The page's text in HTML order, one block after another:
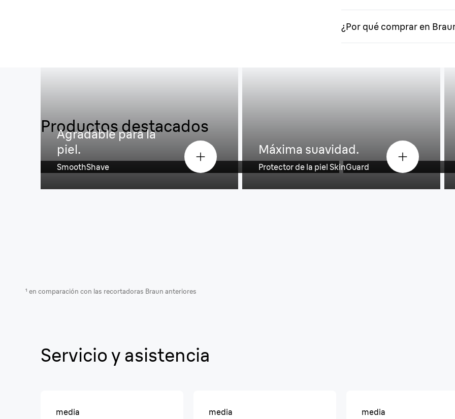
¿Por qué comprar en
Productos destacados
Suave y sin tirones.
Recortadora Corporal Series 7 Luz Smartlight
Agradable para la
piel.
SmoothShave
Máxima suavidad.
Protector de la piel SkinGuard
¹ en comparación con las recortadoras Braun anteriores
Servicio y asistencia
media media media